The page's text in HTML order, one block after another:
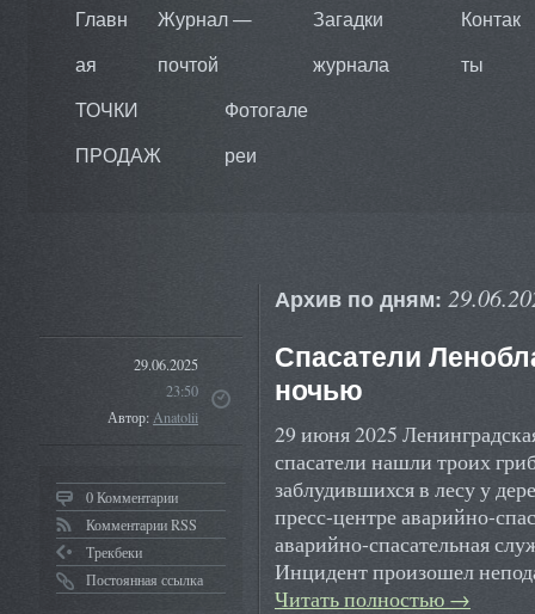
Главн
ая
Журнал —
почтой
Загадки
журнала
Контак
ты
ТОЧКИ
ПРОДАЖ
Фотогале
реи
Архив по дням:
29.06.2025
23:50
Автор:Anatolii
0 Комментарии
Комментарии RSS
Трекбеки
Постоянная ссылка
Спасатели
ночью
29 июня 2025
спасатели нашли троих
заблудившихся в лесу у
пресс-центре аварийно-
аварийно-спасательная
Инцидент произошел
Читать полностью →